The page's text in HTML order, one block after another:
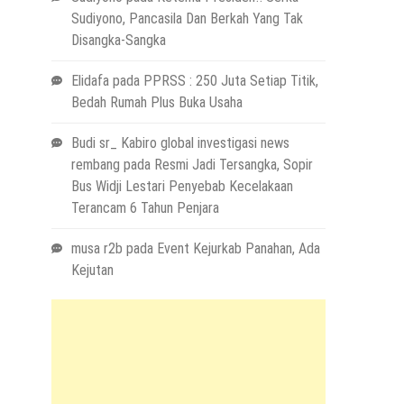
Sudiyono, Pancasila Dan Berkah Yang Tak
Disangka-Sangka
Elidafa pada PPRSS : 250 Juta Setiap Titik,
Bedah Rumah Plus Buka Usaha
Budi sr_ Kabiro global investigasi news
rembang pada Resmi Jadi Tersangka, Sopir
Bus Widji Lestari Penyebab Kecelakaan
Terancam 6 Tahun Penjara
musa r2b pada Event Kejurkab Panahan, Ada
Kejutan